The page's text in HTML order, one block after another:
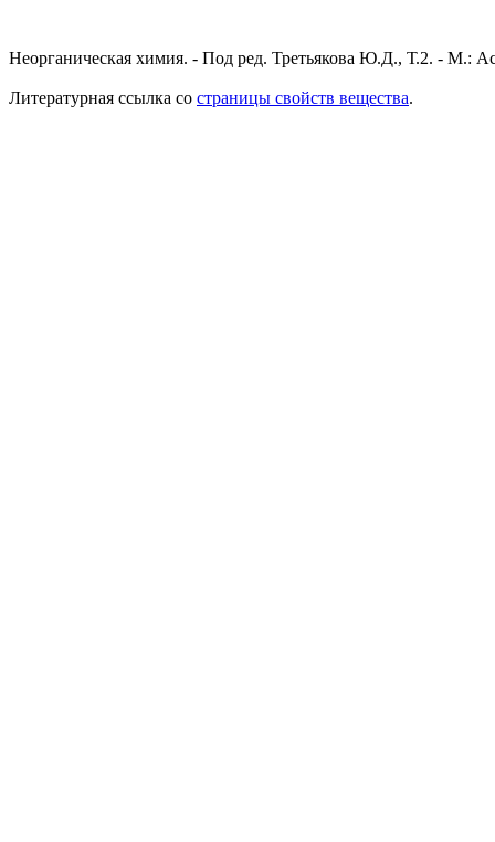
Неорганическая химия. - Под ред. Третьякова Ю.Д., Т.2. - М.:
Литературная ссылка со страницы свойств вещества.